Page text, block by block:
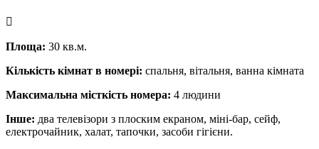
Площа: 30 кв.м.
Кількість кімнат в номері: спальня, вітальня, ванна кімната
Максимальна місткість номера: 4 людини
Інше: два телевізори з плоским екраном, міні-бар, сейф,
електрочайник, халат, тапочки, засоби гігієни.